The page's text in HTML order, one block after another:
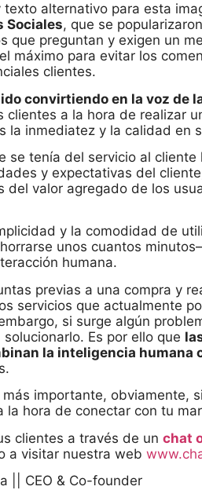
Sociales, que se
que preguntan y exigen un
máximo para evitar los
clientes.
convirtiendo en la voz de
a la hora de realizar
la inmediatez y la calidad en
se tenía del servicio al cliente
y expectativas del
valor agregado de los
y la comodidad de
unos cuantos
humana.
previas a una compra y
servicios que actualmente
si surge algún
Es por ello que
la inteligencia humana
importante, obviamente,
la hora de conectar con tu
clientes a través de un chat
a visitar nuestra web
CEO & Co-founder